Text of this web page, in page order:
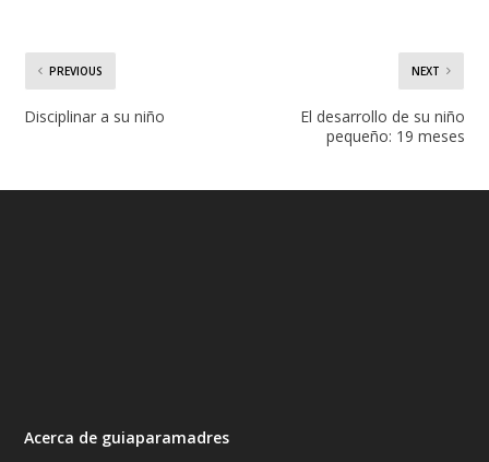
PREVIOUS
Disciplinar a su niño
NEXT
El desarrollo de su niño
pequeño: 19 meses
Acerca de guiaparamadres